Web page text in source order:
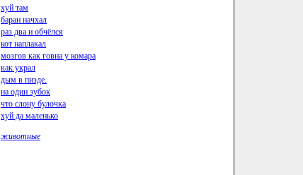
хуй там
баран начхал
раз два и обчёлся
кот наплакал
мозгов как говна у комара
как украл
дым в пизде.
на один зубок
что слону булочка
хуй да маленько
животные